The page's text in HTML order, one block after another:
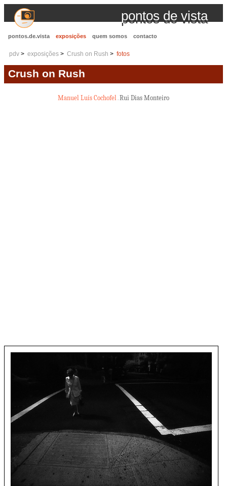
pontos de vista
pontos.de.vista exposições quem somos contacto
pdv exposições Crush on Rush fotos
Crush on Rush
Manuel Luís Cochofel .Rui Dias Monteiro